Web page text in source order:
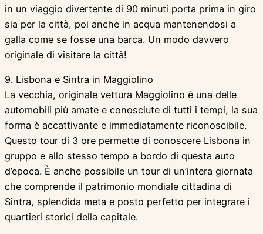
in un viaggio divertente di 90 minuti porta prima in giro
sia per la città, poi anche in acqua mantenendosi a
galla come se fosse una barca. Un modo davvero
originale di visitare la città!
9. Lisbona e Sintra in Maggiolino
La vecchia, originale vettura Maggiolino è una delle
automobili più amate e conosciute di tutti i tempi, la sua
forma è accattivante e immediatamente riconoscibile.
Questo tour di 3 ore permette di conoscere Lisbona in
gruppo e allo stesso tempo a bordo di questa auto
d’epoca. È anche possibile un tour di un’intera giornata
che comprende il patrimonio mondiale cittadina di
Sintra, splendida meta e posto perfetto per integrare i
quartieri storici della capitale.